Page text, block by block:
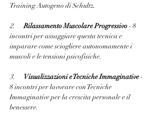
Training Autogeno di Schultz.
2. Rilassamento Muscolare Progressivo - 8
incontri per assaggiare questa tecnica e
imparare come sciogliere autonomamente i
muscoli e le tensioni psicofisiche.
3. Visualizzazioni e Tecniche Immaginative -
8 incontri per lavorare con Tecniche
Immaginative per la crescita personale e il
benessere.